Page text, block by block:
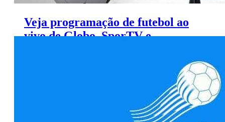
Veja programação de futebol ao
vivo de Globo, SporTV e